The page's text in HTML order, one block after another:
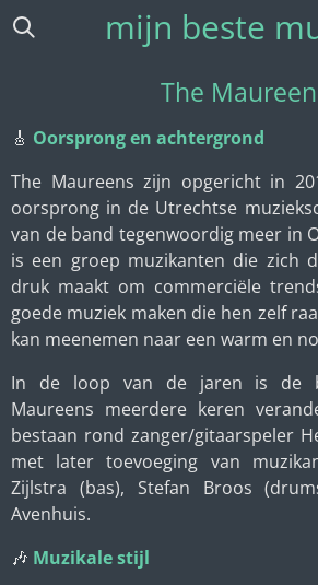
Ga
hoofdinhoud
mijn beste
The
🎸 Oorsprong en achtergrond
The Maureens zijn opgericht in
oorsprong in de Utrechtse
van de band tegenwoordig meer in
is een groep muzikanten die zich
druk maakt om commerciële
goede muziek maken die hen zelf
kan meenemen naar een warm en
In de loop van de jaren is de
Maureens meerdere keren
bestaan rond zanger/gitaarspeler
met later toevoeging van
Zijlstra (bas), Stefan Broos
Avenhuis.
🎶 Muzikale stijl